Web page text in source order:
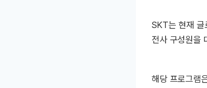
SKT는 현재 글
전사 구성원을
해당 프로그램